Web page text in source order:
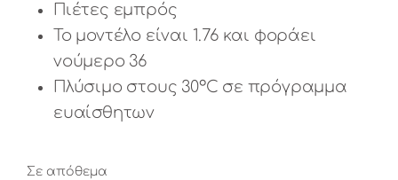
Πιέτες εμπρός
Το μοντέλο είναι 1.76 και φοράει
νούμερο 36
Πλύσιμο στους 30°C σε πρόγραμμα
ευαίσθητων
Σε απόθεμα